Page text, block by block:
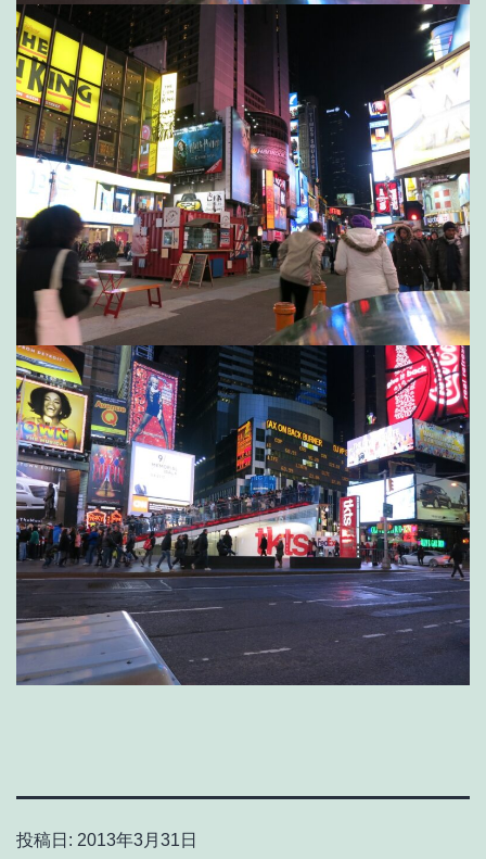
投稿日: 2013年3月31日